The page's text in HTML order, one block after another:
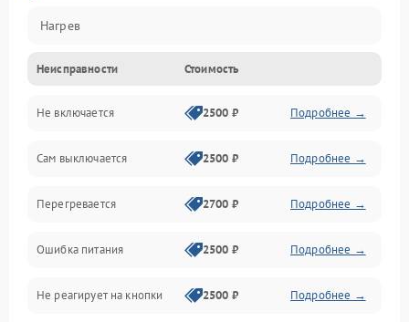
Нагрев
Неисправности Стоимость
Не включается 2500 ₽ Подробнее →
Сам выключается 2500 ₽ Подробнее →
Перегревается 2700 ₽ Подробнее →
Ошибка питания 2500 ₽ Подробнее →
Не реагирует на кнопки 2500 ₽ Подробнее →